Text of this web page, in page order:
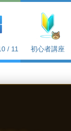
/ 11 初心者講座